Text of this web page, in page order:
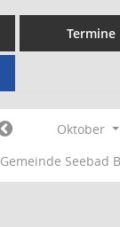
Termine
Oktober
Gemeinde Seebad